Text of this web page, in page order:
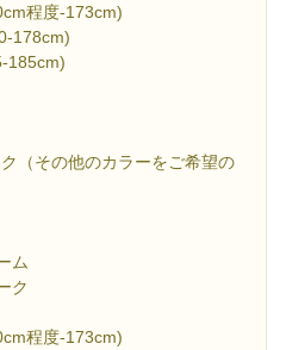
程度-173cm)
178cm)
185cm)
（その他のカラーをご希望の
ム
ク
程度-173cm)